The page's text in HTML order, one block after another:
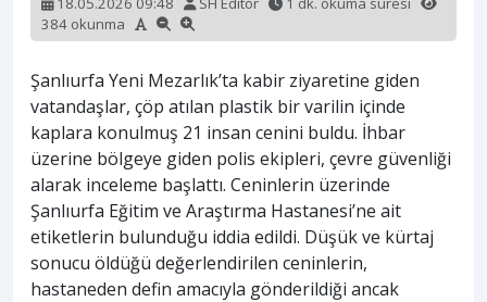
384 okunma
Şanlıurfa Yeni Mezarlık’ta kabir ziyaretine giden
vatandaşlar, çöp atılan plastik bir varilin içinde
kaplara konulmuş 21 insan cenini buldu. İhbar
üzerine bölgeye giden polis ekipleri, çevre güvenliği
alarak inceleme başlattı. Ceninlerin üzerinde
Şanlıurfa Eğitim ve Araştırma Hastanesi’ne ait
etiketlerin bulunduğu iddia edildi. Düşük ve kürtaj
sonucu öldüğü değerlendirilen ceninlerin,
hastaneden defin amacıyla gönderildiği ancak